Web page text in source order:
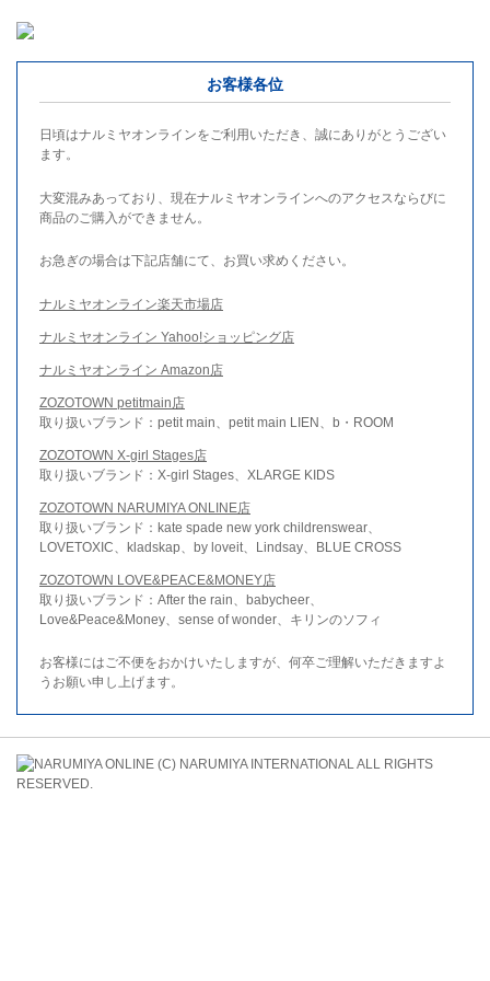
お客様各位
日頃はナルミヤオンラインをご利用いただき、誠にありがとうござい
ます。
大変混みあっており、現在ナルミヤオンラインへのアクセスならびに
商品のご購入ができません。
お急ぎの場合は下記店舗にて、お買い求めください。
ナルミヤオンライン楽天市場店
ナルミヤオンライン Yahoo!ショッピング店
ナルミヤオンライン Amazon店
ZOZOTOWN petitmain店
取り扱いブランド：petit main、petit main LIEN、b・ROOM
ZOZOTOWN X-girl Stages店
取り扱いブランド：X-girl Stages、XLARGE KIDS
ZOZOTOWN NARUMIYA ONLINE店
取り扱いブランド：kate spade new york childrenswear、
LOVETOXIC、kladskap、by loveit、Lindsay、BLUE CROSS
ZOZOTOWN LOVE&PEACE&MONEY店
取り扱いブランド：After the rain、babycheer、
Love&Peace&Money、sense of wonder、キリンのソフィ
お客様にはご不便をおかけいたしますが、何卒ご理解いただきますよ
うお願い申し上げます。